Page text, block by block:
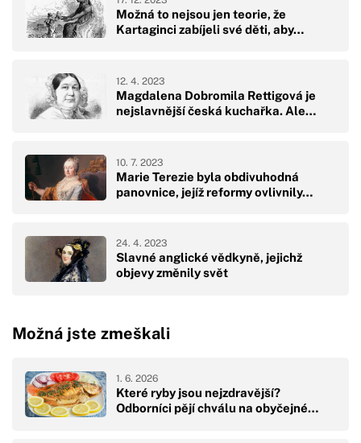
Možná to nejsou jen teorie, že
Kartaginci zabíjeli své děti, aby…
Magdalena Dobromila Rettigová je
nejslavnější česká kuchařka. Ale…
12. 4. 2023
Marie Terezie byla obdivuhodná
panovnice, jejíž reformy ovlivnily…
10. 7. 2023
Slavné anglické vědkyně, jejichž
objevy změnily svět
24. 4. 2023
Možná jste zmeškali
Které ryby jsou nejzdravější?
Odborníci pějí chválu na obyčejné…
1. 6. 2026